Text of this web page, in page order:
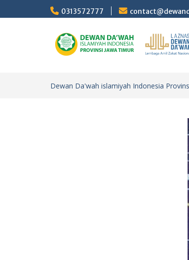
0313572777
Dewan Da'wah islamiyah Indonesia